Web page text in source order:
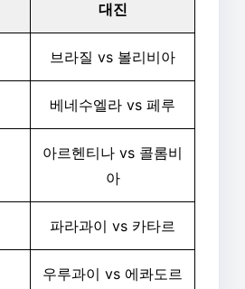
대진
브라질 vs 볼리비아
베네수엘라 vs 페루
아르헨티나 vs 콜롬비
아
파라과이 vs 카타르
우루과이 vs 에콰도르